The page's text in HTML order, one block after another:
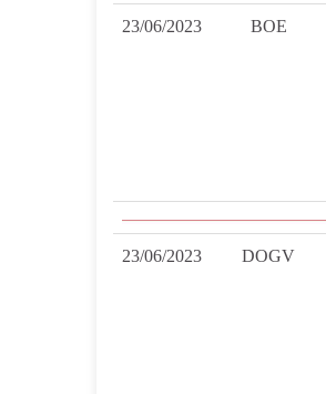
23/06/2023 BOE
23/06/2023 DOGV